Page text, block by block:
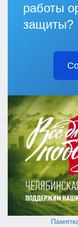
работы
защиты?